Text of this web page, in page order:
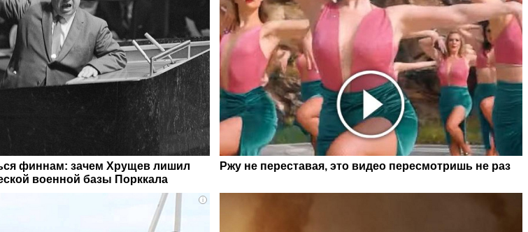
финнам: зачем Хрущев лишил
военной базы Порккала
Ржу не переставая, это видео пересмотришь не раз
i